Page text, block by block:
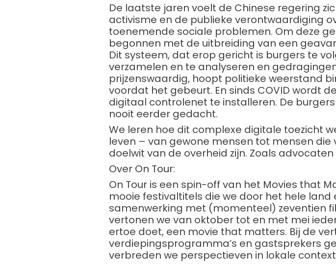
De laatste jaren voelt de Chinese regering
activisme en de publieke verontwaardiging
toenemende sociale problemen. Om deze
begonnen met de uitbreiding van een
Dit systeem, dat erop gericht is burgers te
verzamelen en te analyseren en
prijzenswaardig, hoopt politieke weerstand
voordat het gebeurt. En sinds COVID wordt
digitaal controlenet te installeren. De
nooit eerder gedacht.
We leren hoe dit complexe digitale toezicht
leven – van gewone mensen tot mensen
doelwit van de overheid zijn. Zoals
Over On Tour:
On Tour is een spin-off van het Movies that
mooie festivaltitels die we door het hele
samenwerking met (momenteel) zeventien
vertonen we van oktober tot en met mei
ertoe doet, een movie that matters. Bij de
verdiepingsprogramma’s en gastsprekers
verbreden we perspectieven in lokale